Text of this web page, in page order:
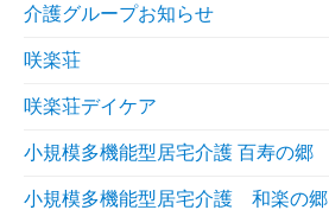
介護グループお知らせ
咲楽荘
咲楽荘デイケア
小規模多機能型居宅介護 百寿の郷
小規模多機能型居宅介護 和楽の郷